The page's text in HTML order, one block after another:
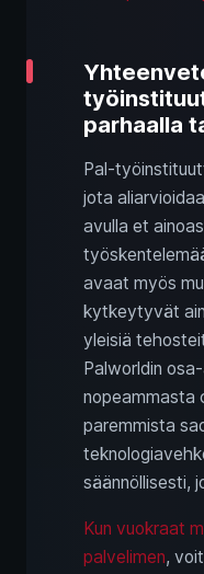
parhaalla
Pal-
jota
avulla et
avaat myös
kytkeytyvät
yleisiä
Palworldin
nopeammasta
paremmista
säännöllisesti,
Kun vuokraat
palvelimen,